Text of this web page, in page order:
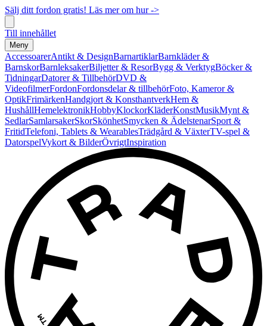
Sälj ditt fordon gratis! Läs mer om hur ->
Till innehållet
Meny
AccessoarerAntikt & DesignBarnartiklarBarnkläder &
BarnskorBarnleksakerBiljetter & ResorBygg & VerktygBöcker &
TidningarDatorer & TillbehörDVD &
VideofilmerFordonFordonsdelar & tillbehörFoto, Kameror &
OptikFrimärkenHandgjort & KonsthantverkHem &
HushållHemelektronikHobbyKlockorKläderKonstMusikMynt &
SedlarSamlarsakerSkorSkönhetSmycken & ÄdelstenarSport &
FritidTelefoni, Tablets & WearablesTrädgård & VäxterTV-spel &
DatorspelVykort & BilderÖvrigtInspiration